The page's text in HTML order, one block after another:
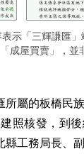
示「三輝謙匯
成屋買賣」，並
屬的板橋民
照核發，到
縣工務局長、